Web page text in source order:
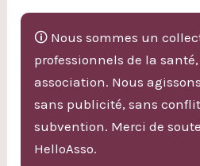
🛈 Nous sommes un
professionnels de la
association. Nous
sans publicité, sans
subvention. Merci de
HelloAsso.